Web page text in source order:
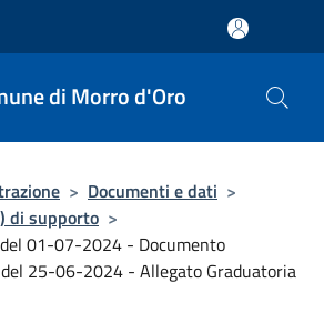
di Morro d'Oro
> Documenti e dati >
di supporto >
01-07-2024 - Documento
25-06-2024 - Allegato Graduatoria